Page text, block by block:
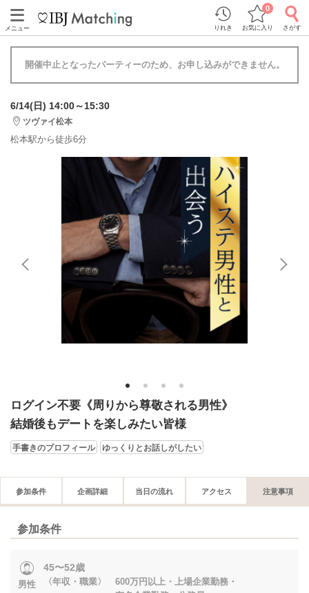
メニュー りれき お気に入り
0
さがす
開催中止となったパーティーのため、お申し込みができません。
6/14(日) 14:00～15:30
ツヴァイ松本
松本駅から徒歩6分
1 2 3 4
ログイン不要《周りから尊敬される男性》
結婚後もデートを楽しみたい皆様
手書きのプロフィール ゆっくりとお話しがしたい
参加条件 企画詳細 当日の流れ アクセス 注意事項
参加条件
男性
45〜52歳
〈年収・職業〉 600万円以上・上場企業勤務・